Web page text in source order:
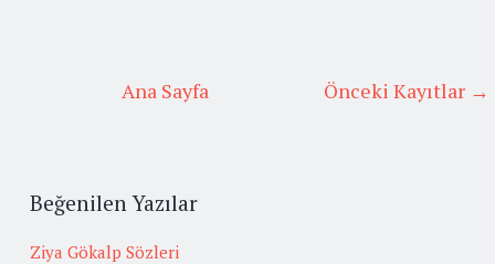
Önceki Kayıtlar →
Ana Sayfa
Beğenilen Yazılar
Ziya Gökalp Sözleri